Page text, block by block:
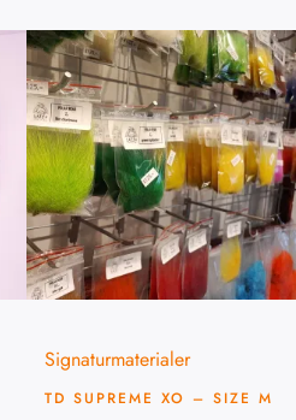
Signaturmaterialer
TD SUPREME XO – SIZE M